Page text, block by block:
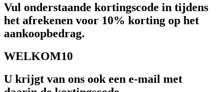
Vul onderstaande kortingscode in tijdens
het afrekenen voor 10% korting op het
aankoopbedrag.
WELKOM10
U krijgt van ons ook een e-mail met